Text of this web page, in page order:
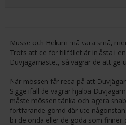
Musse och Helium må vara små,
Trots att de för tillfället är inlåsta i
Duvjägarnästet, så vägrar de att ge
När mössen får reda på att
Sigge ifall de vägrar hjälpa
måste mössen tänka och agera
fortfarande gömd där ute
bli de onda eller de goda som finner